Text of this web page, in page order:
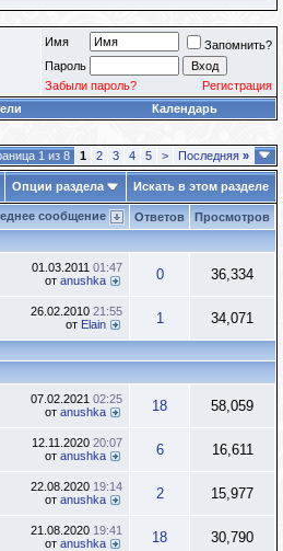
Имя
Запомнить?
Пароль
Забыли пароль?
Регистрация
Календарь
1 из 8 1 2 3 4 5 > Последняя »
Опции раздела Искать в этом разделе
сообщение Ответов
Просмотров
01.03.2011 01:47
от anushka 0 36,334
26.02.2010 21:55
от Elain 1 34,071
07.02.2021 02:25
от anushka 18 58,059
12.11.2020 20:07
от anushka 6 16,611
22.08.2020 19:14
от anushka 2 15,977
21.08.2020 19:41
от anushka 18 30,790